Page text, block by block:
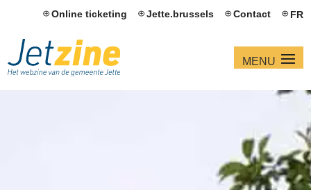
Online ticketing Jette.brussels Contact FR